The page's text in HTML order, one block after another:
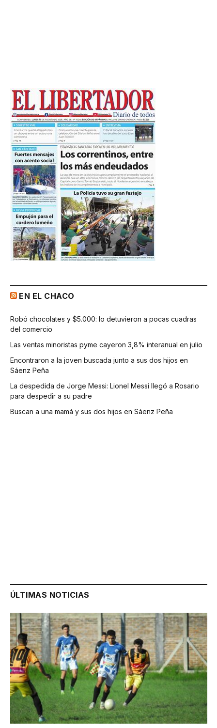
EN EL CHACO
Robó chocolates y $5.000: lo detuvieron a pocas cuadras
del comercio
Las ventas minoristas pyme cayeron 3,8% interanual en julio
Encontraron a la joven buscada junto a sus dos hijos en
Sáenz Peña
La despedida de Jorge Messi: Lionel Messi llegó a Rosario
para despedir a su padre
Buscan a una mamá y sus dos hijos en Sáenz Peña
ÚLTIMAS NOTICIAS